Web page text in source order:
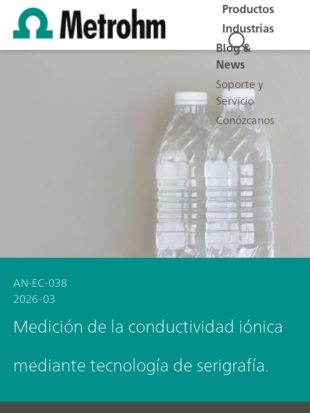
Productos
Industrias
Blog &
News
Soporte y
Servicio
Conózcanos
AN-EC-038
2026-03
Medición de la conductividad iónica
mediante tecnología de serigrafía.